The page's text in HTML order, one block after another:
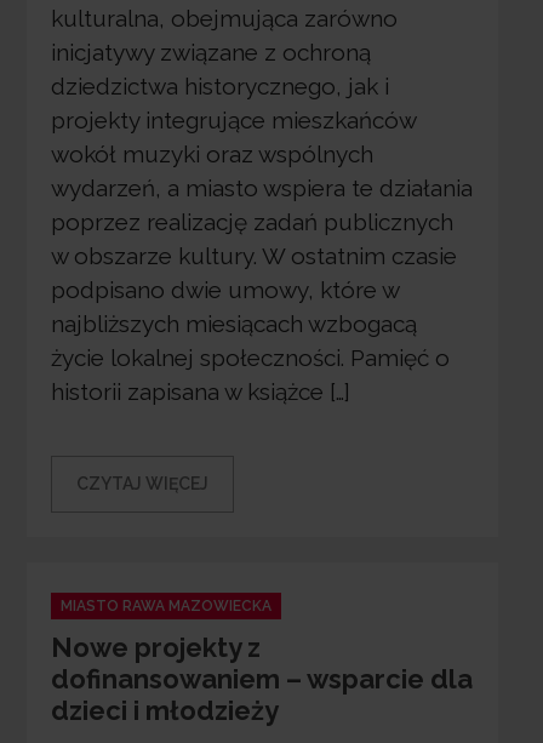
kulturalna, obejmująca zarówno
inicjatywy związane z ochroną
dziedzictwa historycznego, jak i
projekty integrujące mieszkańców
wokół muzyki oraz wspólnych
wydarzeń, a miasto wspiera te działania
poprzez realizację zadań publicznych
w obszarze kultury. W ostatnim czasie
podpisano dwie umowy, które w
najbliższych miesiącach wzbogacą
życie lokalnej społeczności. Pamięć o
historii zapisana w książce […]
CZYTAJ WIĘCEJ
Categories
MIASTO RAWA MAZOWIECKA
Nowe projekty z
dofinansowaniem – wsparcie dla
dzieci i młodzieży